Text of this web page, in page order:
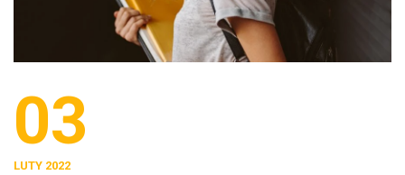
03
LUTY 2022